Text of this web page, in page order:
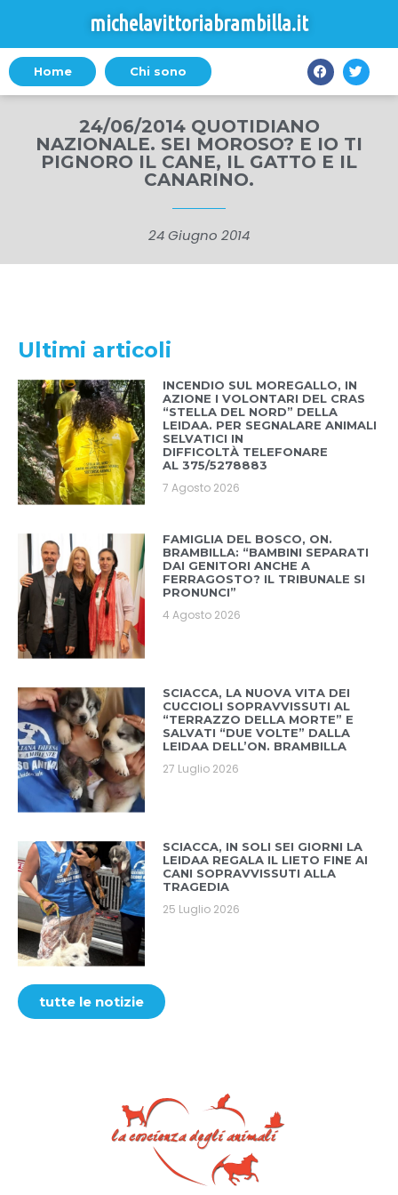
michelavittoriabrambilla.it
Home Chi sono
24/06/2014 QUOTIDIANO
NAZIONALE. SEI MOROSO? E IO TI
PIGNORO IL CANE, IL GATTO E IL
CANARINO.
24 Giugno 2014
Ultimi articoli
INCENDIO SUL MOREGALLO, IN
AZIONE I VOLONTARI DEL CRAS
“STELLA DEL NORD” DELLA
LEIDAA. PER SEGNALARE ANIMALI
SELVATICI IN
DIFFICOLTÀ TELEFONARE
AL 375/5278883
7 Agosto 2026
FAMIGLIA DEL BOSCO, ON.
BRAMBILLA: “BAMBINI SEPARATI
DAI GENITORI ANCHE A
FERRAGOSTO? IL TRIBUNALE SI
PRONUNCI”
4 Agosto 2026
SCIACCA, LA NUOVA VITA DEI
CUCCIOLI SOPRAVVISSUTI AL
“TERRAZZO DELLA MORTE” E
SALVATI “DUE VOLTE” DALLA
LEIDAA DELL’ON. BRAMBILLA
27 Luglio 2026
SCIACCA, IN SOLI SEI GIORNI LA
LEIDAA REGALA IL LIETO FINE AI
CANI SOPRAVVISSUTI ALLA
TRAGEDIA
25 Luglio 2026
tutte le notizie